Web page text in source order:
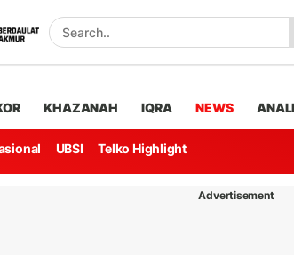
KHAZANAH IQRA NEWS
UBSI Telko Highlight
Advertisement